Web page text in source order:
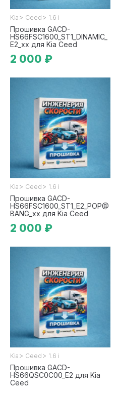
Kia > Ceed > 1.6 i
Прошивка GACD-
HS66FSC1600_ST1_DINAMIC_
E2_xx для Kia Ceed
2 000 ₽
Kia > Ceed > 1.6 i
Прошивка GACD-
HS66FSC1600_ST1_E2_POP@
BANG_xx для Kia Ceed
2 000 ₽
Kia > Ceed > 1.6 i
Прошивка GACD-
HS66QSC0C00_E2 для Kia
Ceed